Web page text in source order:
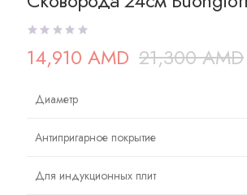
21,300AMD
Первоначальная
составляла
21,300 AMD.
14,910 AMD
Текущая
14,910 AMD.
Диаметр
Антипригарное покрытие
Для индукционных плит